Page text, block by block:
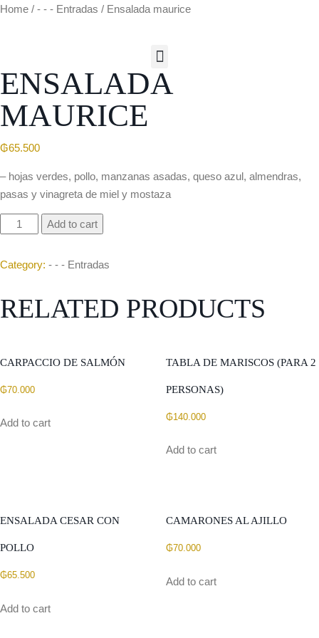
Home / - - - Entradas / Ensalada maurice
ENSALADA
MAURICE
₲65.500
– hojas verdes, pollo, manzanas asadas, queso azul, almendras,
pasas y vinagreta de miel y mostaza
Add to cart
Category: - - - Entradas
RELATED PRODUCTS
CARPACCIO DE SALMÓN
₲70.000
Add to cart
TABLA DE MARISCOS (PARA 2
PERSONAS)
₲140.000
Add to cart
ENSALADA CESAR CON
POLLO
₲65.500
Add to cart
CAMARONES AL AJILLO
₲70.000
Add to cart